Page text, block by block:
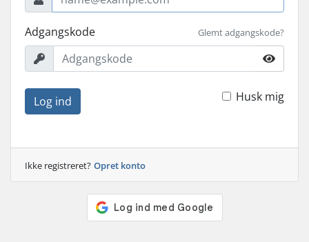
Adgangskode Glemt adgangskode?
Log ind Husk mig
Ikke registreret? Opret konto